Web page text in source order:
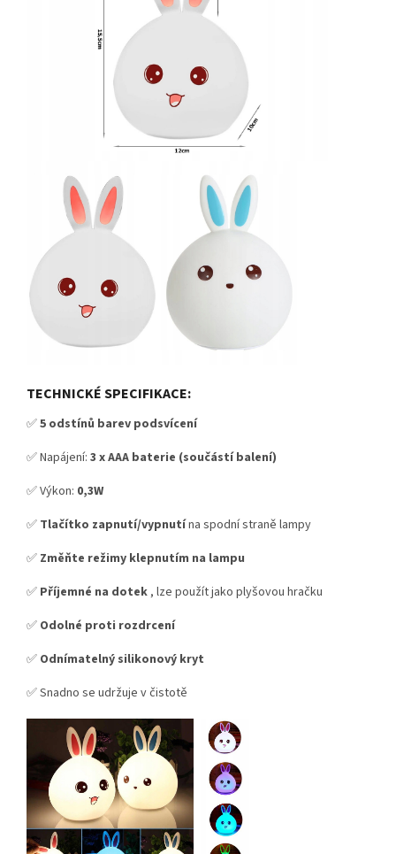
TECHNICKÉ SPECIFIKACE:
✅5 odstínů barev podsvícení
✅ Napájení: 3 x AAA baterie (součástí balení)
✅ Výkon: 0,3W
✅ Tlačítko zapnutí/vypnutína spodní straně lampy
✅ Změňte režimy klepnutím na lampu
✅ Příjemné na dotek, lze použít jako plyšovou hračku
✅ Odolné proti rozdrcení
✅ Odnímatelný silikonový kryt
✅ Snadno se udržuje v čistotě